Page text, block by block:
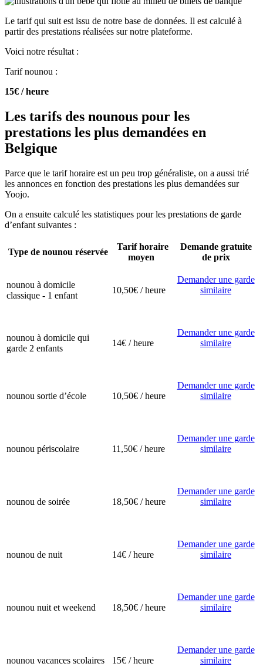
Le tarif qui suit est issu de notre base de données. Il est calculé à
partir des prestations réalisées sur notre plateforme.
Voici notre résultat :
Tarif nounou :
15€ / heure
Les tarifs des nounous pour les
prestations les plus demandées en
Belgique
Parce que le tarif horaire est un peu trop généraliste, on a aussi trié
les annonces en fonction des prestations les plus demandées sur
Yoojo.
On a ensuite calculé les statistiques pour les prestations de garde
d’enfant suivantes :
Type de nounou réservée
Tarif horaire
moyen
Demande gratuite
de prix
nounou à domicile
classique - 1 enfant
10,50€ / heure
Demander une garde
similaire
nounou à domicile qui
garde 2 enfants
14€ / heure
Demander une garde
similaire
nounou sortie d’école 10,50€ / heure
Demander une garde
similaire
nounou périscolaire 11,50€ / heure
Demander une garde
similaire
nounou de soirée 18,50€ / heure
Demander une garde
similaire
nounou de nuit 14€ / heure
Demander une garde
similaire
nounou nuit et weekend 18,50€ / heure
Demander une garde
similaire
nounou vacances scolaires 15€ / heure
Demander une garde
similaire